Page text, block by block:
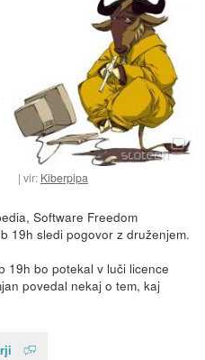
vir: Kiberpipa
Software Freedom
19h sledi pogovor z druženjem.
19h bo potekal v luči licence
povedal nekaj o tem, kaj